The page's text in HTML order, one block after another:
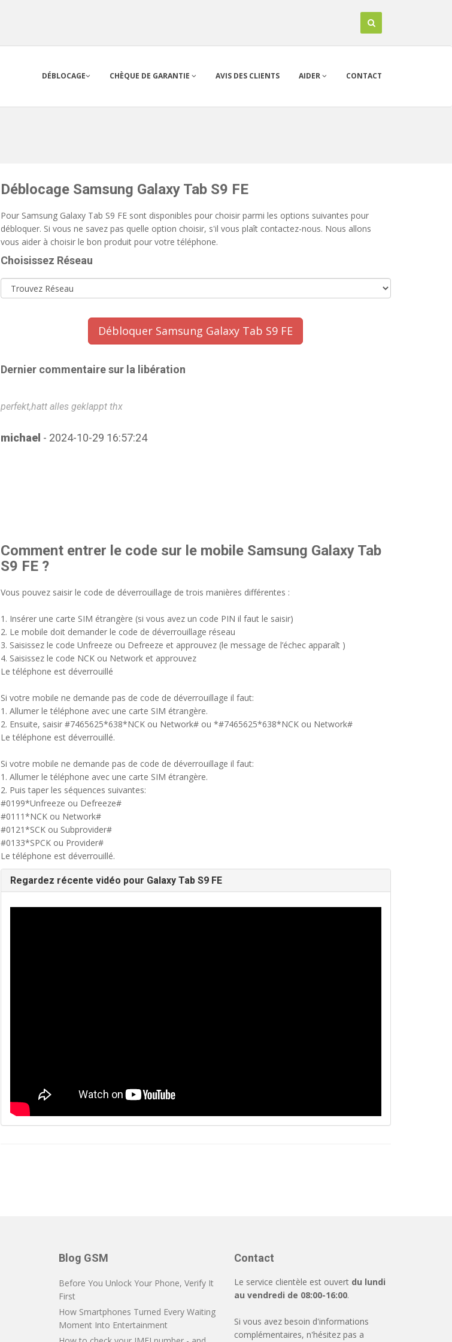
DÉBLOCAGE CHÈQUE DE GARANTIE AVIS DES CLIENTS AIDER CONTACT
Déblocage Samsung Galaxy Tab S9 FE
Pour Samsung Galaxy Tab S9 FE sont disponibles pour choisir parmi les options suivantes pour
débloquer. Si vous ne savez pas quelle option choisir, s'il vous plaît contactez-nous. Nous allons
vous aider à choisir le bon produit pour votre téléphone.
Choisissez Réseau
Débloquer Samsung Galaxy Tab S9 FE
Dernier commentaire sur la libération
perfekt,hatt alles geklappt thx
michael - 2024-10-29 16:57:24
Comment entrer le code sur le mobile Samsung Galaxy Tab
S9 FE ?
Vous pouvez saisir le code de déverrouillage de trois manières différentes :
1. Insérer une carte SIM étrangère (si vous avez un code PIN il faut le saisir)
2. Le mobile doit demander le code de déverrouillage réseau
3. Saisissez le code Unfreeze ou Defreeze et approuvez (le message de l’échec apparaît )
4. Saisissez le code NCK ou Network et approuvez
Le téléphone est déverrouillé
Si votre mobile ne demande pas de code de déverrouillage il faut:
1. Allumer le téléphone avec une carte SIM étrangère.
2. Ensuite, saisir #7465625*638*NCK ou Network# ou *#7465625*638*NCK ou Network#
Le téléphone est déverrouillé.
Si votre mobile ne demande pas de code de déverrouillage il faut:
1. Allumer le téléphone avec une carte SIM étrangère.
2. Puis taper les séquences suivantes:
#0199*Unfreeze ou Defreeze#
#0111*NCK ou Network#
#0121*SCK ou Subprovider#
#0133*SPCK ou Provider#
Le téléphone est déverrouillé.
Regardez récente vidéo pour Galaxy Tab S9 FE
Blog GSM
Before You Unlock Your Phone, Verify It
First
How Smartphones Turned Every Waiting
Moment Into Entertainment
Contact
Le service clientèle est ouvert du lundi
au vendredi de 08:00-16:00.
Si vous avez besoin d'informations
complémentaires, n'hésitez pas a